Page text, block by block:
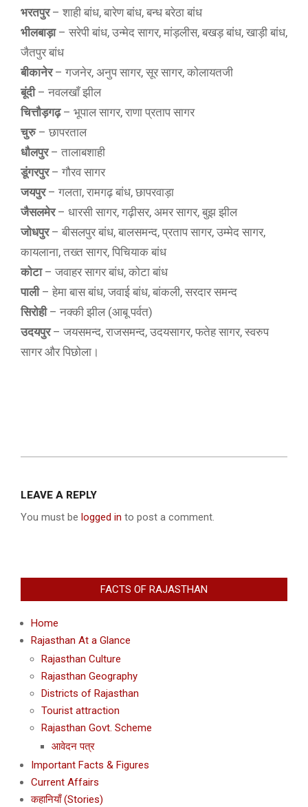
भरतपुर– शाही बांध, बारेण बांध, बन्ध बरेठा बांध
भीलबाड़ा – सरेपी बांध, उन्मेद सागर, मांड़लीस, बखड़ बांध, खाड़ी बांध,
जैतपुर बांध
बीकानेर– गजनेर, अनुप सागर, सूर सागर, कोलायतजी
बूंदी– नवलखाँ झील
चित्तौड़गढ़– भूपाल सागर, राणा प्रताप सागर
चुरु– छापरताल
धौलपुर– तालाबशाही
डूंगरपुर– गौरव सागर
जयपुर– गलता, रामगढ़ बांध, छापरवाड़ा
जैसलमेर– धारसी सागर, गढ़ीसर, अमर सागर, बुझ झील
जोधपुर– बीसलपुर बांध, बालसमन्द, प्रताप सागर, उम्मेद सागर,
कायलाना, तख्त सागर, पिचियाक बांध
कोटा– जवाहर सागर बांध, कोटा बांध
पाली– हेमा बास बांध, जवाई बांध, बांकली, सरदार समन्द
सिरोही– नक्की झील (आबू पर्वत)
उदयपुर– जयसमन्द, राजसमन्द, उदयसागर, फतेह सागर, स्वरुप
सागर और पिछोला।
06
LEAVE A REPLY
You must be logged in to post a comment.
FACTS OF RAJASTHAN
Home
Rajasthan At a Glance
Rajasthan Culture
Rajasthan Geography
Districts of Rajasthan
Tourist attraction
Rajasthan Govt. Scheme
आवेदन पत्र
Important Facts & Figures
Current Affairs
कहानियाँ (Stories)